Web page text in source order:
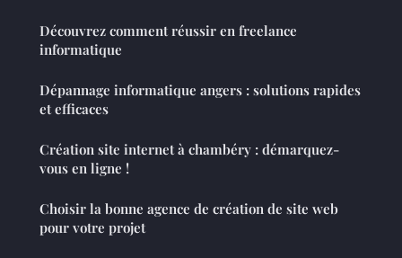
Découvrez comment réussir en freelance
informatique
Dépannage informatique angers : solutions rapides
et efficaces
Création site internet à chambéry : démarquez-
vous en ligne !
Choisir la bonne agence de création de site web
pour votre projet